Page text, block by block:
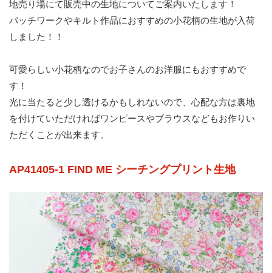
地売り場にて販売中の生地についてご案内いたします！
パッチワークやキルト作品におすすめの小花柄の生地が入荷
しました！！
可愛らしい小花柄なのでお子さんのお洋服にもおすすめで
す！
光に当たると少し透けるかもしれないので、心配な方は裏地
を付けていただければワンピースやブラウスなどもお作りい
ただくことが出来ます。
AP41405-1 FIND ME シーチングプリント生地